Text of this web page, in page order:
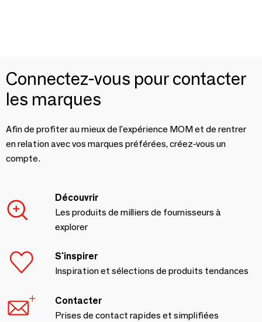
Connectez-vous pour contacter
les marques
Afin de profiter au mieux de l'expérience MOM et de rentrer
en relation avec vos marques préférées, créez-vous un
compte.
Découvrir
Les produits de milliers de fournisseurs à
explorer
S'inspirer
Inspiration et sélections de produits tendances
Contacter
Prises de contact rapides et simplifiées